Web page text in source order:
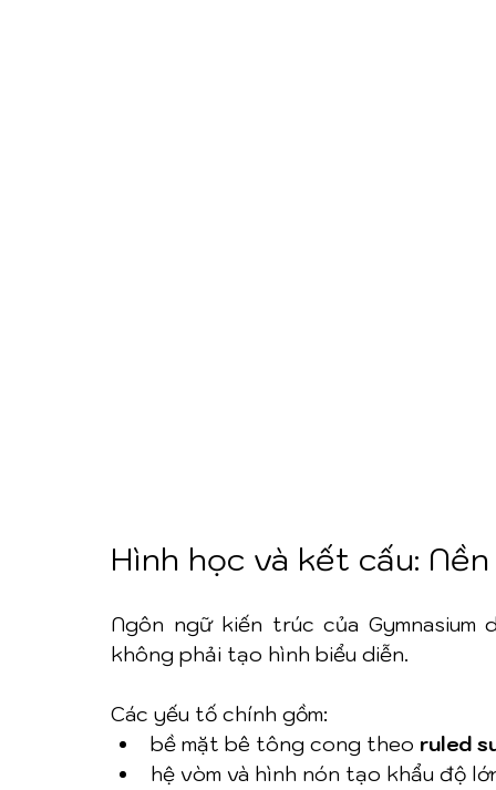
Hình học và kết cấu:
Ngôn ngữ kiến trúc của Gymnasium
không phải tạo hình biểu diễn.
Các yếu tố chính gồm:
bề mặt bê tông cong theo ruled
hệ vòm và hình nón tạo khẩu độ